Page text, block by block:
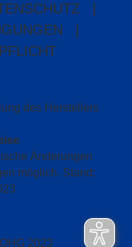
des Herstellers
Änderungen
möglich. Stand:
2023